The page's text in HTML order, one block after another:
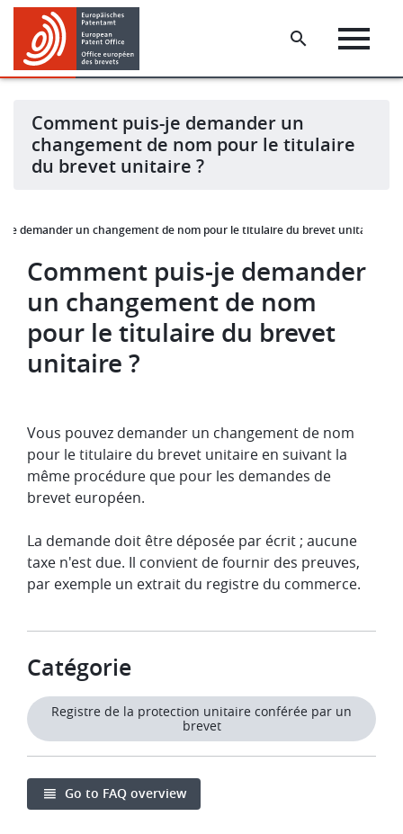
Skip
main
content
Skip
footer
Comment puis-je demander un
changement de nom pour le titulaire
du brevet unitaire ?
je demander un changement de nom pour le titulaire du brevet unitaire ?
Comment puis-je demander
un changement de nom
pour le titulaire du brevet
unitaire ?
Vous pouvez demander un changement de nom
pour le titulaire du brevet unitaire en suivant la
même procédure que pour les demandes de
brevet européen.
La demande doit être déposée par écrit ; aucune
taxe n'est due. Il convient de fournir des preuves,
par exemple un extrait du registre du commerce.
Catégorie
Registre de la protection unitaire conférée par un
brevet
Go to FAQ overview